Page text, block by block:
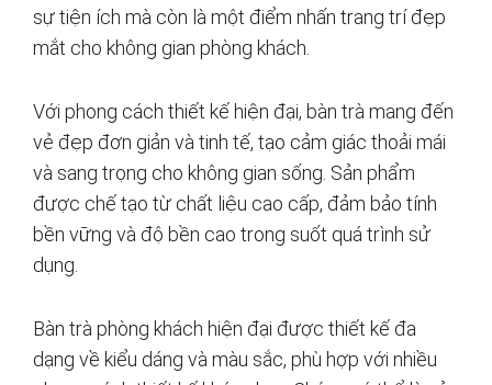
sự tiện ích mà còn là một điểm nhấn trang trí đẹp
mắt cho không gian phòng khách.
Với phong cách thiết kế hiện đại, bàn trà mang đến
vẻ đẹp đơn giản và tinh tế, tạo cảm giác thoải mái
và sang trọng cho không gian sống. Sản phẩm
được chế tạo từ chất liệu cao cấp, đảm bảo tính
bền vững và độ bền cao trong suốt quá trình sử
dụng.
Bàn trà phòng khách hiện đại được thiết kế đa
dạng về kiểu dáng và màu sắc, phù hợp với nhiều